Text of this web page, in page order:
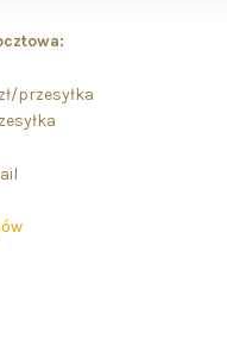
przesyłka